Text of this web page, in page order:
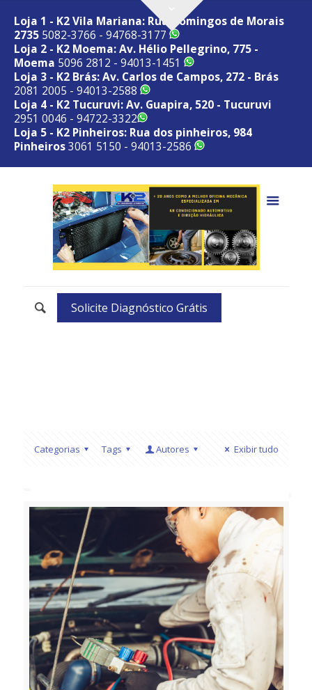
Loja 1 - K2 Vila Mariana: Rua Domingos de Morais
2735 5082-3766 - 94768-3177
Loja 2 - K2 Moema: Av. Hélio Pellegrino, 775 -
Moema 5096 2812 - 94013-1451
Loja 3 - K2 Brás: Av. Carlos de Campos, 272 - Brás
2081 2005 - 94013-2588
Loja 4 - K2 Tucuruvi: Av. Guapira, 520 - Tucuruvi
2951 0046 - 94722-3322
Loja 5 - K2 Pinheiros: Rua dos pinheiros, 984
Pinheiros3061 5150 - 94013-2586
Solicite Diagnóstico Grátis
Categorias Tags Autores Exibir tudo